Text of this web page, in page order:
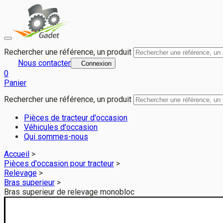
Bras superieur de relevage monobloc pour DEUTZ-FAHR
Rechercher une référence, un produit
Nous contacter
Connexion
0
Panier
Rechercher une référence, un produit
Pièces de tracteur d'occasion
Véhicules d'occasion
Qui sommes-nous
Accueil >
Pièces d'occasion pour tracteur >
Relevage >
Bras superieur >
Bras superieur de relevage monobloc